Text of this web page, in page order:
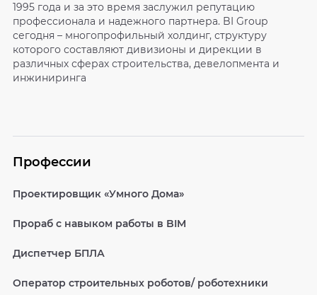
1995 года и за это время заслужил репутацию
профессионала и надежного партнера. BI Group
сегодня – многопрофильный холдинг, структуру
которого составляют дивизионы и дирекции в
различных сферах строительства, девелопмента и
инжиниринга
Профессии
Проектировщик «Умного Дома»
Прораб с навыком работы в BIM
Диспетчер БПЛА
Оператор строительных роботов/ роботехники